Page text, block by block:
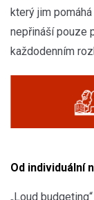
který jim
nepřináší pouze
každodenním
Od individuální
„Loud